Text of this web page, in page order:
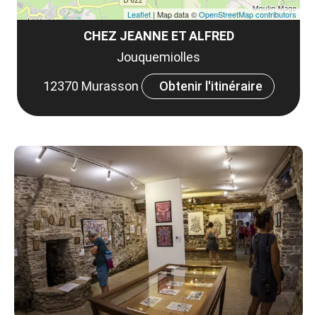
CHEZ JEANNE ET ALFRED
Jouquemiolles
12370 Murasson
Obtenir l'itinéraire
Leaflet | Map data ©OpenStreetMap contributors